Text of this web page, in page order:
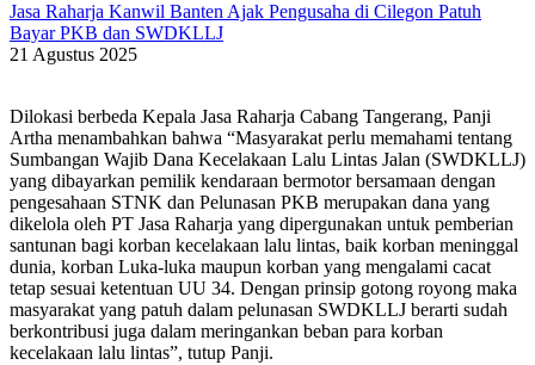
Jasa Raharja Kanwil Banten Ajak Pengusaha di Cilegon Patuh
Bayar PKB dan SWDKLLJ
21 Agustus 2025
Dilokasi berbeda Kepala Jasa Raharja Cabang Tangerang, Panji
Artha menambahkan bahwa “Masyarakat perlu memahami tentang
Sumbangan Wajib Dana Kecelakaan Lalu Lintas Jalan (SWDKLLJ)
yang dibayarkan pemilik kendaraan bermotor bersamaan dengan
pengesahaan STNK dan Pelunasan PKB merupakan dana yang
dikelola oleh PT Jasa Raharja yang dipergunakan untuk pemberian
santunan bagi korban kecelakaan lalu lintas, baik korban meninggal
dunia, korban Luka-luka maupun korban yang mengalami cacat
tetap sesuai ketentuan UU 34. Dengan prinsip gotong royong maka
masyarakat yang patuh dalam pelunasan SWDKLLJ berarti sudah
berkontribusi juga dalam meringankan beban para korban
kecelakaan lalu lintas”, tutup Panji.